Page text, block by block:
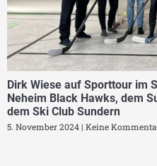
Dirk Wiese auf Sporttour im
Neheim Black Hawks, dem
dem Ski Club Sundern
5. November 2024 Keine